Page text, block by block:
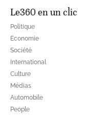
Le360 en un clic
Politique
Economie
Société
International
Culture
Médias
Automobile
People